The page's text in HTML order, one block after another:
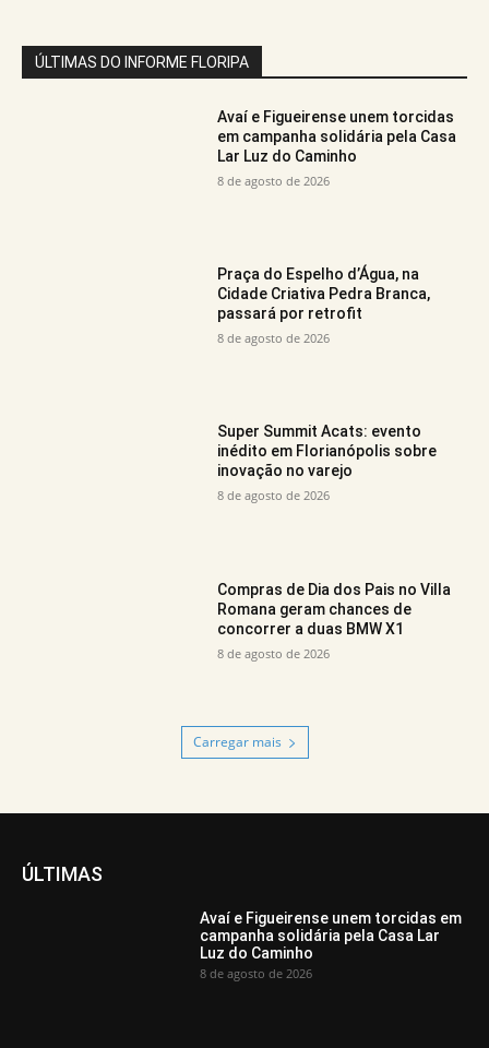
ÚLTIMAS DO INFORME FLORIPA
Avaí e Figueirense unem torcidas
em campanha solidária pela Casa
Lar Luz do Caminho
8 de agosto de 2026
Praça do Espelho d’Água, na
Cidade Criativa Pedra Branca,
passará por retrofit
8 de agosto de 2026
Super Summit Acats: evento
inédito em Florianópolis sobre
inovação no varejo
8 de agosto de 2026
Compras de Dia dos Pais no Villa
Romana geram chances de
concorrer a duas BMW X1
8 de agosto de 2026
Carregar mais
ÚLTIMAS
Avaí e Figueirense unem torcidas em
campanha solidária pela Casa Lar
Luz do Caminho
8 de agosto de 2026